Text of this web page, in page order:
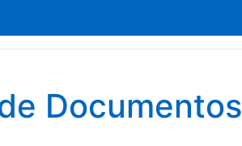
Documentos